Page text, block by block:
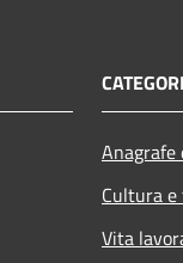
Cultura
Vita